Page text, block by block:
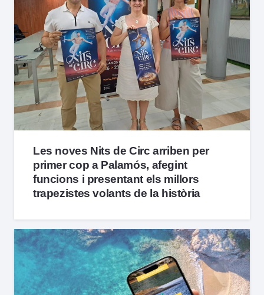
Les noves Nits de Circ arriben per
primer cop a Palamós, afegint
funcions i presentant els millors
trapezistes volants de la història